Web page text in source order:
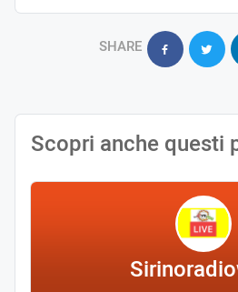
SHARE
Scopri anche questi